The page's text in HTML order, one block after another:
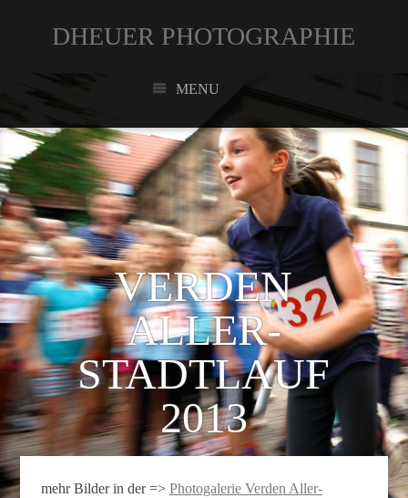
DHEUER PHOTOGRAPHIE
MENU
VERDEN
ALLER-
STADTLAUF
2013
mehr Bilder in der => Photogalerie Verden Aller-